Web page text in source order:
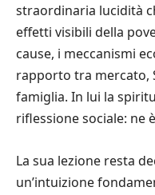
straordinaria lucidità
effetti visibili della
cause, i meccanismi
rapporto tra mercato,
famiglia. In lui la
riflessione sociale: ne
La sua lezione resta
un’intuizione